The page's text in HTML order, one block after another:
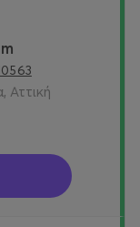
Αττική